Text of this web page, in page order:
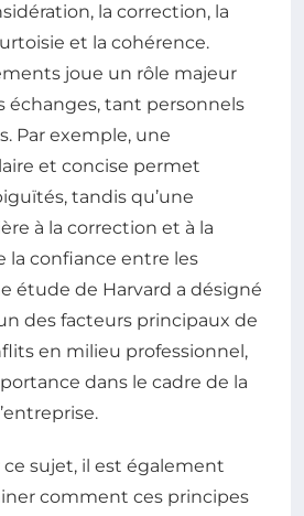
la correction, la
et la cohérence.
joue un rôle majeur
échanges, tant personnels
Par exemple, une
et concise permet
tandis qu’une
à la correction et à la
la confiance entre les
étude de Harvard a désigné
des facteurs principaux de
en milieu professionnel,
dans le cadre de la
ce sujet, il est également
comment ces principes